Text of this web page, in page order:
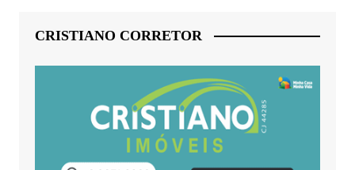
CRISTIANO CORRETOR